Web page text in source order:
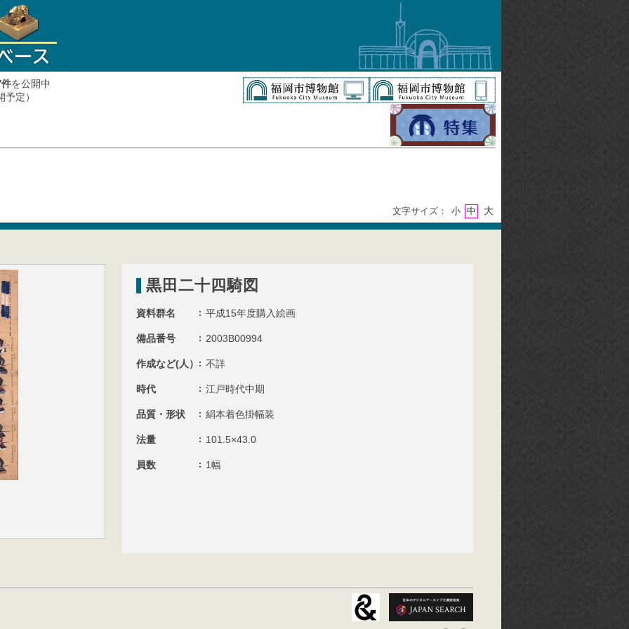
件を公開中
予定）
文字サイズ： 小 中 大
黒田二十四騎図
資料群名 平成15年度購入絵画
備品番号 2003B00994
作成など(人） 不詳
時代 江戸時代中期
品質・形状 絹本着色掛幅装
法量 101.5×43.0
員数 1幅